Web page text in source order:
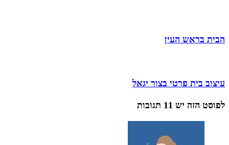
הבית בראש העין
עיצוב בית פרטי בצור יגאל
לפוסט הזה יש 11 תגובות